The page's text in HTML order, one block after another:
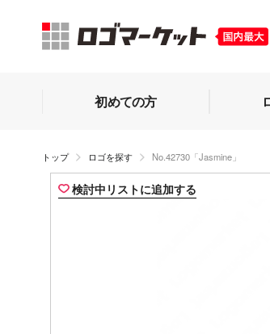
初めての方
トップ ロゴを探す No.42730「Jasmine」
検討中リストに追加する